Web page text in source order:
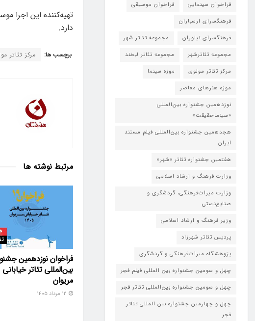
تهیه‌کننده این اجرا
دارد.
برچسب ها: مرکز تئاتر
مرتبط نوشته ها
فراخوان نوزدهمین
بین‌المللی تئاتر خیابانی
مریوان
فراخوان سینمایی
فراخوان موسیقی
فرهنگسرای ارسباران
فرهنگسرای نیاوران
مجموعه تئاتر شهر
مجموعه تئاترشهر
مجموعه تئاتر لبخند
مرکز تئاتر مولوی
موزه سینما
موزه هنرهای معاصر
نوزدهمین جشنواره بین‌المللی
«سینماحقیقت»
هجدهمین جشنواره بین‌المللی فیلم مستند
ایران
هفتمین جشنواره تئاتر «شهر»
وزارت فرهنگ و ارشاد اسلامی
وزارت میراث‌فرهنگی، گردشگری و
صنایع‌دستی
وزیر فرهنگ و ارشاد اسلامی
پردیس تئاتر شهرزاد
پژوهشگاه میراث‌فرهنگی و گردشگری
چهل و سومین جشنواره بین المللی فیلم فجر
چهل و سومین جشنواره بین‌المللی تئاتر فجر
چهل و چهارمین جشنواره بین المللی تئاتر
فجر